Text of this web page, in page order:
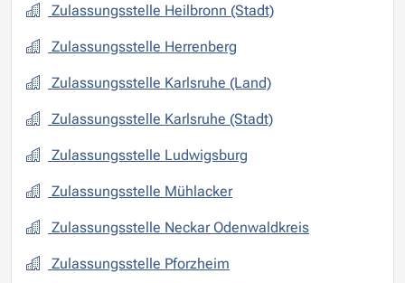
Zulassungsstelle Heilbronn (Stadt)
Zulassungsstelle Herrenberg
Zulassungsstelle Karlsruhe (Land)
Zulassungsstelle Karlsruhe (Stadt)
Zulassungsstelle Ludwigsburg
Zulassungsstelle Mühlacker
Zulassungsstelle Neckar Odenwaldkreis
Zulassungsstelle Pforzheim